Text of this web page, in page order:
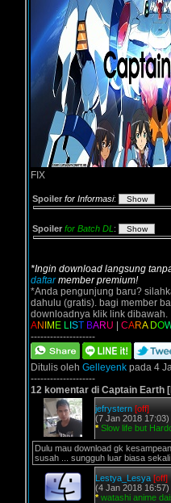
FIX
Spoiler for Informasi:
Spoiler for Batch DL :
*Ingin download langsung
daftarmember premium!
*Anda pengunjung baru?
dahulu (gratis). bagi member
downloadnya klik link dibawah.
AN M E L ST BARU CARA DO
--------------------
Ditulis oleh Gelleyenk pada 4
--------------------
12 komentar di Captain Earth
jefrystern [off]
(7 Jan 2018 17:03)
* Slow life but
Dulu mau download gk
susah ... sungguh luar biasa sekali
Lestya_Lesya [off]
(4 Jan 2018 16:57)
* watashi anime